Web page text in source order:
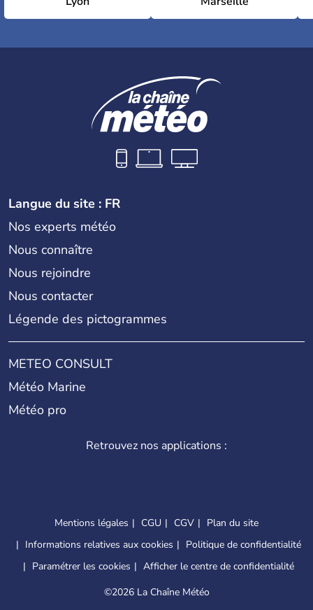
Langue du site : FR
Nos experts météo
Nous connaître
Nous rejoindre
Nous contacter
Légende des pictogrammes
METEO CONSULT
Météo Marine
Météo pro
Retrouvez nos applications :
Mentions légales CGU CGV
Plan du site
Informations relatives aux cookies
Politique de confidentialité
Paramétrer les cookies
Afficher le centre de confidentialité
©2026 La Chaîne Météo